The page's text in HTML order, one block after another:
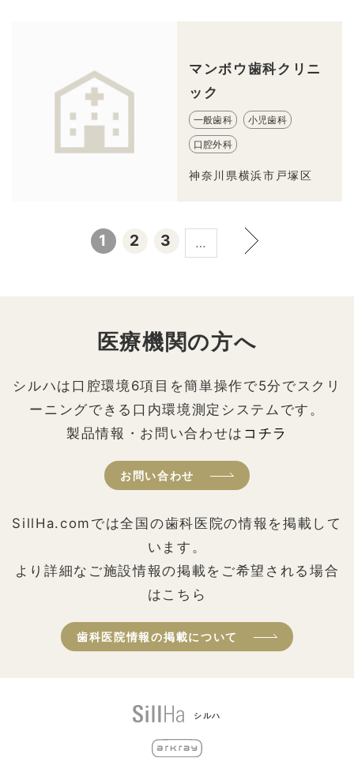
マンボウ歯科クリニ
ック
一般歯科 小児歯科
口腔外科
神奈川県横浜市戸塚区
1 2 3 …
医療機関の方へ
シルハは口腔環境6項目を簡単操作で5分でスクリ
ーニングできる口内環境測定システムです。
製品情報・お問い合わせは コチラ
お問い合わせ
SillHa.comでは全国の歯科医院の情報を掲載して
います。
より詳細なご施設情報の掲載をご希望される場合
はこちら
歯科医院情報の掲載について
シルハ